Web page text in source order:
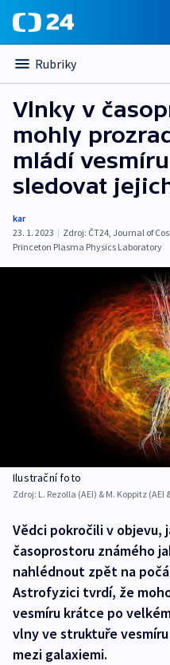
Rubriky
Vlnky v
mohly
mládí
sledovat
kar
23. 1. 2023 | Zdroj: ČT24, Journal of
Princeton Plasma Physics Laboratory
Ilustrační foto
Zdroj: L. Rezolla (AEI) & M. Koppitz
Vědci pokročili v objevu,
časoprostoru známého
nahlédnout zpět na
Astrofyzici tvrdí, že
vesmíru krátce po
vlny ve struktuře
mezi galaxiemi.